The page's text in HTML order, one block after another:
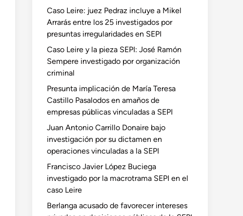
Caso Leire: juez Pedraz incluye a Mikel
Arrarás entre los 25 investigados por
presuntas irregularidades en SEPI
Caso Leire y la pieza SEPI: José Ramón
Sempere investigado por organización
criminal
Presunta implicación de María Teresa
Castillo Pasalodos en amaños de
empresas públicas vinculadas a SEPI
Juan Antonio Carrillo Donaire bajo
investigación por su dictamen en
operaciones vinculadas a la SEPI
Francisco Javier López Buciega
investigado por la macrotrama SEPI en el
caso Leire
Berlanga acusado de favorecer intereses